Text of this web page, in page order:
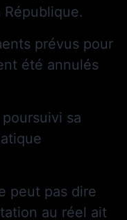
prévus pour
été annulés
sa
peut pas dire
au réel ait